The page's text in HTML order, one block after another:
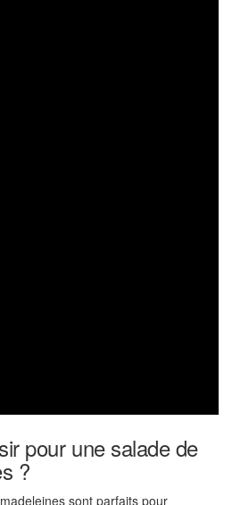
pour une salade de
?
sont parfaits pour